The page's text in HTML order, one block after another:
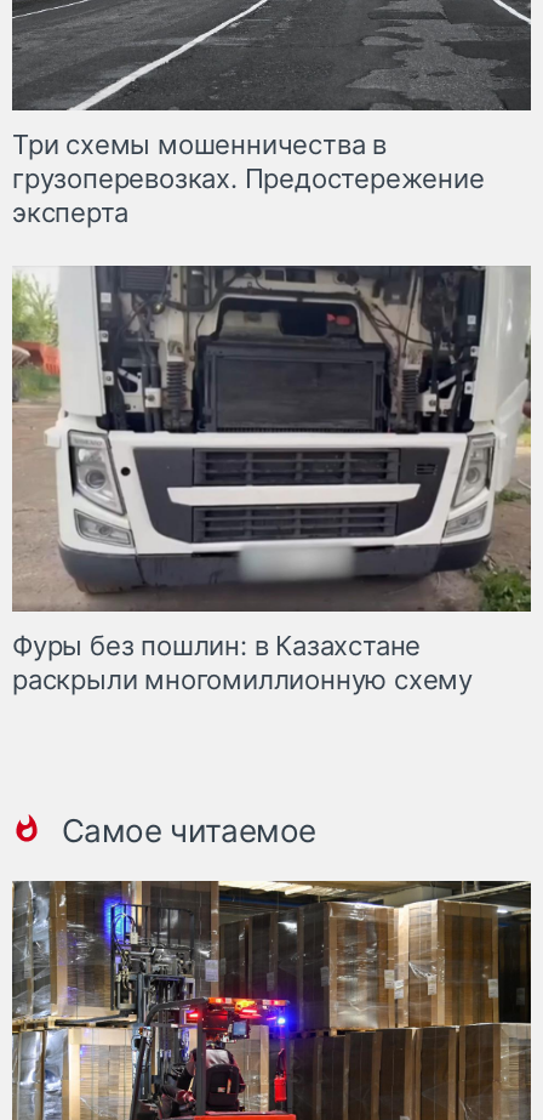
Три схемы мошенничества в
грузоперевозках. Предостережение
эксперта
Фуры без пошлин: в Казахстане
раскрыли многомиллионную схему
Самое читаемое